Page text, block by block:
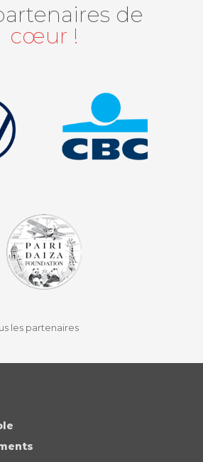
de
cœur !
les partenaires